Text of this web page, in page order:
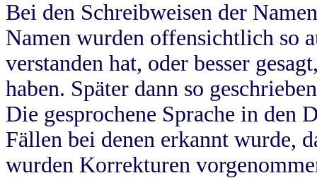
Bei den Schreibweisen der
Namen wurden offensichtlich so
verstanden hat, oder besser
haben. Später dann so
Die gesprochene Sprache in
Fällen bei denen erkannt wurde,
wurden Korrekturen